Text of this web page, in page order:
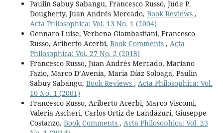
Paulin Sabuy Sabangu, Francesco Russo, Jude P.
Dougherty, Juan Andrés Mercado, Book Reviews ,
Acta Philosophica: Vol. 13 No. 1 (2004)
Gennaro Luise, Verbena Giambastiani, Francesco
Russo, Ariberto Acerbi, Book Comments , Acta
Philosophica: Vol. 27 No. 2 (2018)
Francesco Russo, Juan Andrés Mercado, Mariano
Fazio, Marco D’Avenia, Maria Díaz Soloaga, Paulin
Sabuy Sabangu, Book Reviews , Acta Philosophica: Vol.
10 No. 1 (2001)
Francesco Russo, Ariberto Acerbi, Marco Viscomi,
Valeria Ascheri, Carlos Ortiz de Landázuri, Giuseppe
Costanzo, Book Comments , Acta Philosophica: Vol. 23